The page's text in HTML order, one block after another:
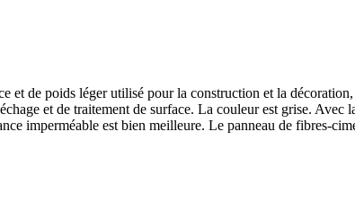
et de poids léger utilisé pour la construction et la
et de traitement de surface. La couleur est grise.
imperméable est bien meilleure. Le panneau de fibres-